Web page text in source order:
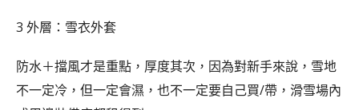
3 外層：雪衣外套
防水＋擋風才是重點，厚度其次，因為對新手來說，雪地
不一定冷，但一定會濕，也不一定要自己買/帶，滑雪場內